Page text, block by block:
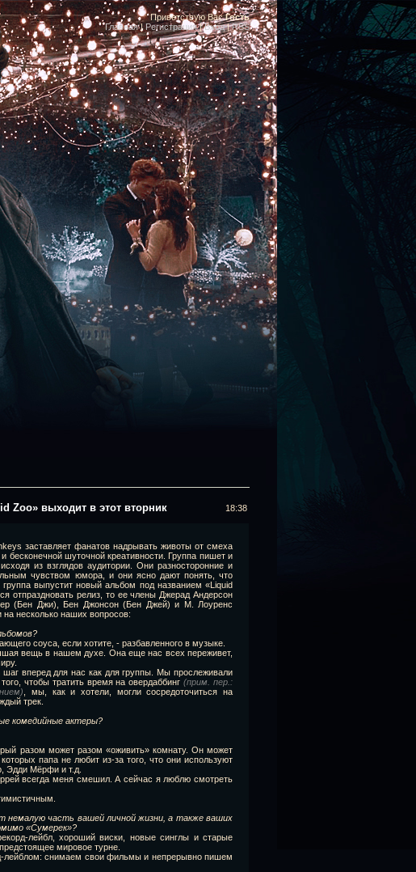
Приветствую Вас Гость
Главная|Регистрация|Вход|RSS
Zoo» выходит в этот вторник 18:38
заставляет фанатов надрывать животы от смеха
шуточной креативности. Группа пишет и
из взглядов аудитории. Они разносторонние и
чувством юмора, и они ясно дают понять, что
выпустит новый альбом под названием «Liquid
отпраздновать релиз, то ее члены Джерад Андерсон
(Бен Джи), Бен Джонсон (Бен Джей) и М. Лоуренс
несколько наших вопросов:
соуса, если хотите, - разбавленного в музыке.
вещь в нашем духе. Она еще нас всех переживет,
вперед для нас как для группы. Мы прослеживали
чтобы тратить время на овердаббинг(прим. пер.:
, мы, как и хотели, могли сосредоточиться на
трек.
комедийные актеры?
разом может разом «оживить» комнату. Он может
папа не любит из-за того, что они используют
Эдди Мёрфи и т.д.
всегда меня смешил. А сейчас я люблю смотреть
немалую часть вашей личной жизни, а также ваших
«Сумерек»?
лейбл, хороший виски, новые синглы и старые
мировое турне.
лейблом: снимаем свои фильмы и непрерывно пишем